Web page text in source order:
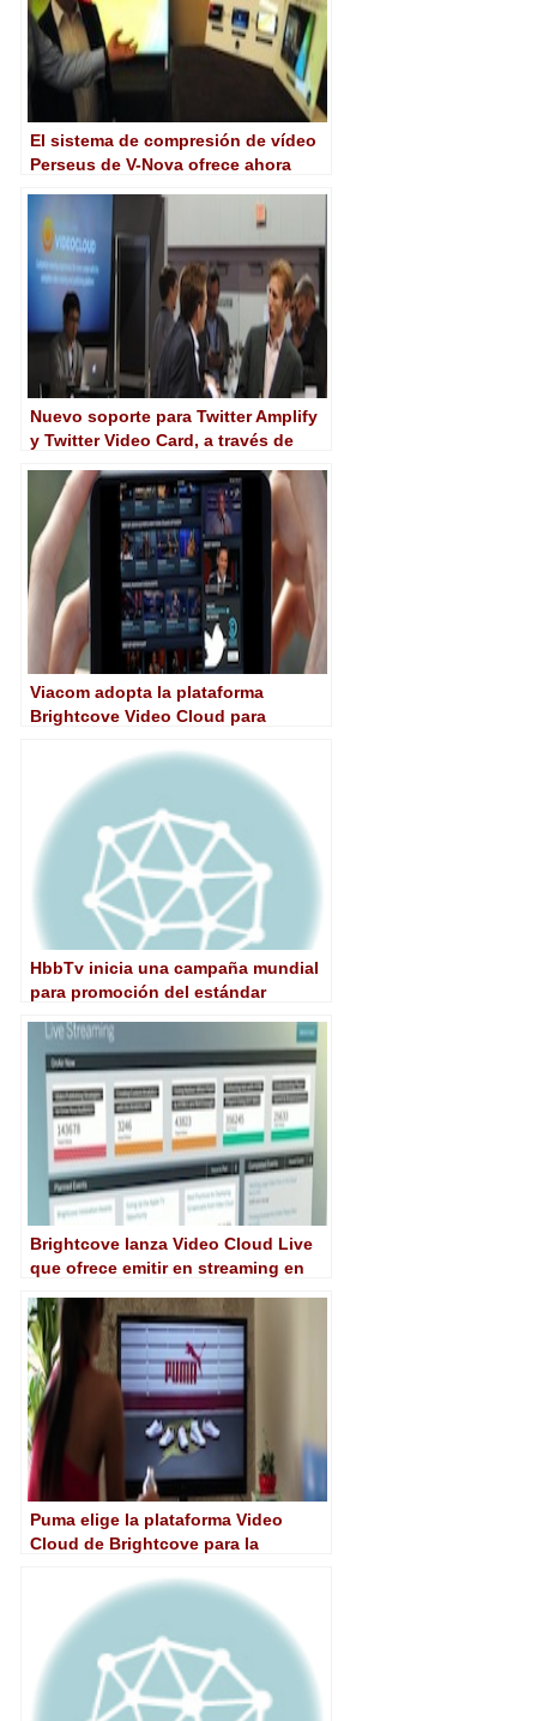
El sistema de compresión de vídeo
Perseus de V-Nova ofrece ahora
Nuevo soporte para Twitter Amplify
y Twitter Video Card, a través de
Viacom adopta la plataforma
Brightcove Video Cloud para
HbbTv inicia una campaña mundial
para promoción del estándar
Brightcove lanza Video Cloud Live
que ofrece emitir en streaming en
Puma elige la plataforma Video
Cloud de Brightcove para la
audiovisual